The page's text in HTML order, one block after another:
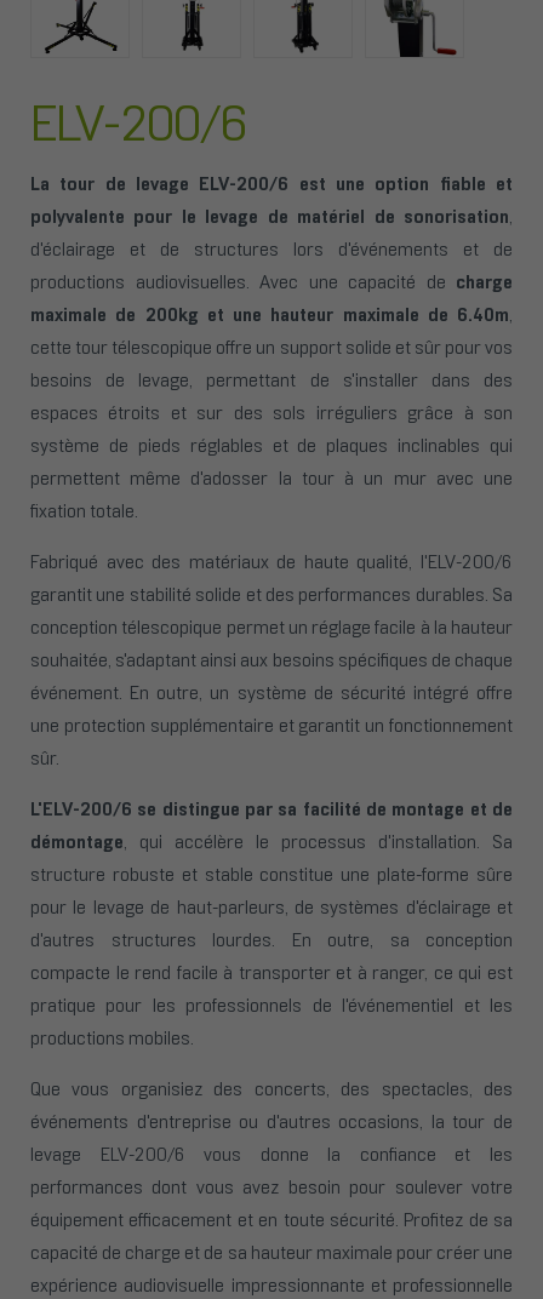
ELV-200/6
La tour de levage ELV-200/6 est une option fiable et
polyvalente pour le levage de matériel de sonorisation,
d'éclairage et de structures lors d'événements et de
productions audiovisuelles. Avec une capacité de charge
maximale de 200kg et une hauteur maximale de 6.40m,
cette tour télescopique offre un support solide et sûr pour vos
besoins de levage, permettant de s'installer dans des
espaces étroits et sur des sols irréguliers grâce à son
système de pieds réglables et de plaques inclinables qui
permettent même d'adosser la tour à un mur avec une
fixation totale.
Fabriqué avec des matériaux de haute qualité, l'ELV-200/6
garantit une stabilité solide et des performances durables. Sa
conception télescopique permet un réglage facile à la hauteur
souhaitée, s'adaptant ainsi aux besoins spécifiques de chaque
événement. En outre, un système de sécurité intégré offre
une protection supplémentaire et garantit un fonctionnement
sûr.
L'ELV-200/6 se distingue par sa facilité de montage et de
démontage, qui accélère le processus d'installation. Sa
structure robuste et stable constitue une plate-forme sûre
pour le levage de haut-parleurs, de systèmes d'éclairage et
d'autres structures lourdes. En outre, sa conception
compacte le rend facile à transporter et à ranger, ce qui est
pratique pour les professionnels de l'événementiel et les
productions mobiles.
Que vous organisiez des concerts, des spectacles, des
événements d'entreprise ou d'autres occasions, la tour de
levage ELV-200/6 vous donne la confiance et les
performances dont vous avez besoin pour soulever votre
équipement efficacement et en toute sécurité. Profitez de sa
capacité de charge et de sa hauteur maximale pour créer une
expérience audiovisuelle impressionnante et professionnelle